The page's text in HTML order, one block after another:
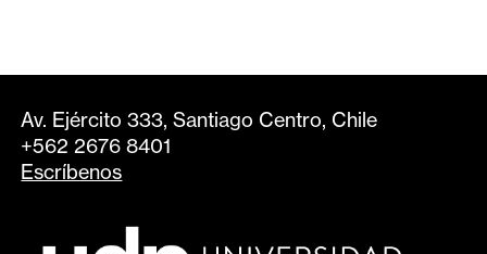
Av. Ejército 333, Santiago Centro, Chile
+562 2676 8401
Escríbenos